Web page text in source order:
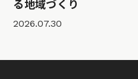
る地域づくり
2026.07.30